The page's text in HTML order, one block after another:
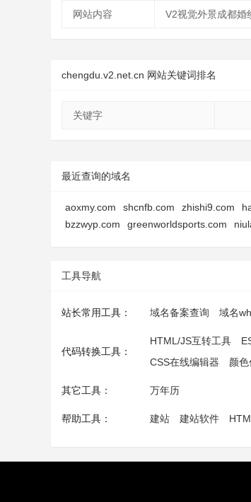
网站内容 V2视觉外景成都婚
chengdu.v2.net.cn 网站关键词排名
关键字
最近查询的域名
aoxmy.com shcnfb.com zhishi9.com
bzzwyp.com
greenworldsports.com
工具导航
站长常用工具： 域名备案查询 域名
代码转换工具：
HTML/JS互转工具
CSS在线编辑器
颜
其它工具： 万年历
帮助工具： 建站 建站软件